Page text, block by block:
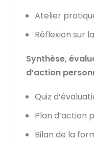
Atelier
Réflexion sur
Synthèse,
d’action
Quiz
Plan d’action
Bilan de la